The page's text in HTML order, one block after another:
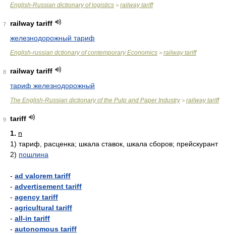
English-Russian dictionary of logistics > railway tariff
7
railway tariff
железнодорожный тариф
English-russian dctionary of contemporary Economics > railway tariff
8
railway tariff
тариф железнодорожный
The English-Russian dictionary of the Pulp and Paper Industry> railway tariff
9
tariff
1. n
1) тариф, расценка; шкала ставок, шкала сборов; прейскурант
2) пошлина
- ad valorem tariff
- advertisement tariff
- agency tariff
- agricultural tariff
- all-in tariff
- autonomous tariff